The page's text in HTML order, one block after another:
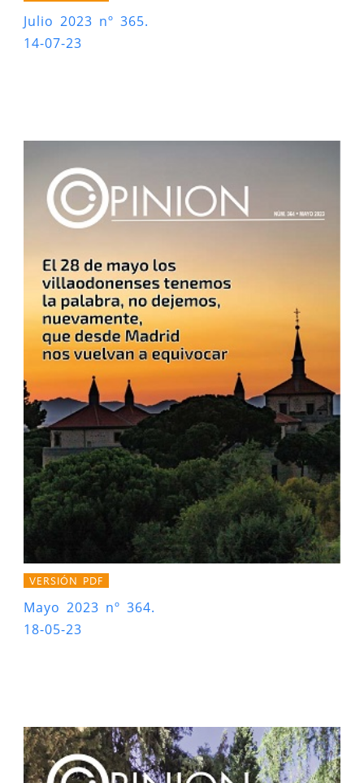
Julio 2023 nº 365.
14-07-23
VERSIÓN PDF
Mayo 2023 nº 364.
18-05-23